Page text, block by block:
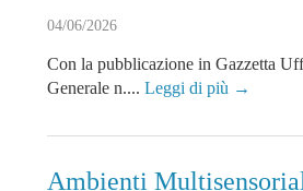
04/06/2026
Con la pubblicazione in Gazzetta
Generale n.... Leggi di più →
Ambienti